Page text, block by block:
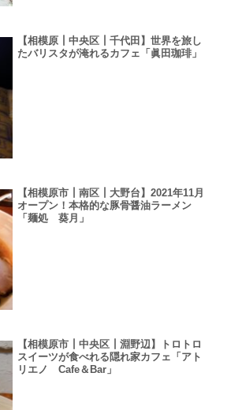
【相模原┃中央区┃千代田】世界を旅し
たバリスタが淹れるカフェ「眞田珈琲」
【相模原市┃南区┃大野台】2021年11月
オープン！本格的な豚骨醤油ラーメン
「麺処 葵月」
【相模原市┃中央区┃淵野辺】トロトロ
スイーツが食べれる隠れ家カフェ「アト
リエノ Cafe＆Bar」